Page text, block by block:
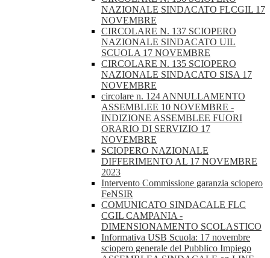
NAZIONALE SINDACATO FLCGIL 17
NOVEMBRE
CIRCOLARE N. 137 SCIOPERO
NAZIONALE SINDACATO UIL
SCUOLA 17 NOVEMBRE
CIRCOLARE N. 135 SCIOPERO
NAZIONALE SINDACATO SISA 17
NOVEMBRE
circolare n. 124 ANNULLAMENTO
ASSEMBLEE 10 NOVEMBRE -
INDIZIONE ASSEMBLEE FUORI
ORARIO DI SERVIZIO 17
NOVEMBRE
SCIOPERO NAZIONALE
DIFFERIMENTO AL 17 NOVEMBRE
2023
Intervento Commissione garanzia sciopero
FeNSIR
COMUNICATO SINDACALE FLC
CGIL CAMPANIA -
DIMENSIONAMENTO SCOLASTICO
Informativa USB Scuola: 17 novembre
sciopero generale del Pubblico Impiego